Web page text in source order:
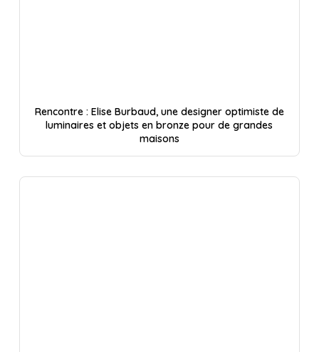
Rencontre : Elise Burbaud, une designer optimiste de
luminaires et objets en bronze pour de grandes
maisons